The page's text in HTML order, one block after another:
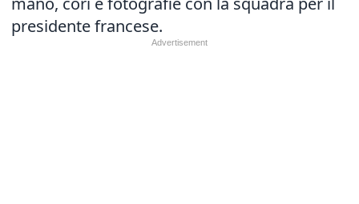
presidente francese.